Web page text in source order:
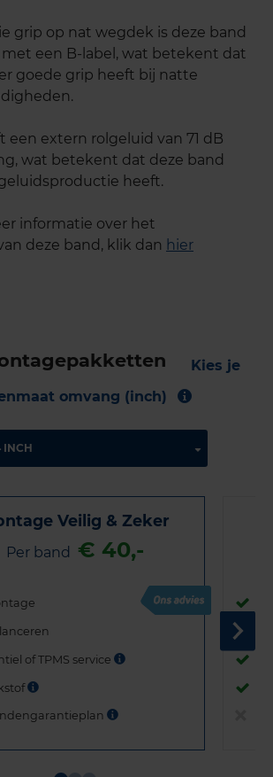
grip op nat wegdek is deze band
een B-label, wat betekent dat
goede grip heeft bij natte
een extern rolgeluid van 71 dB
wat betekent dat deze band
heeft.
informatie over het
deze band, klik dan hier
Kies je
omvang (inch)
Veilig & Zeker
Per band € 40,-
of TPMS service